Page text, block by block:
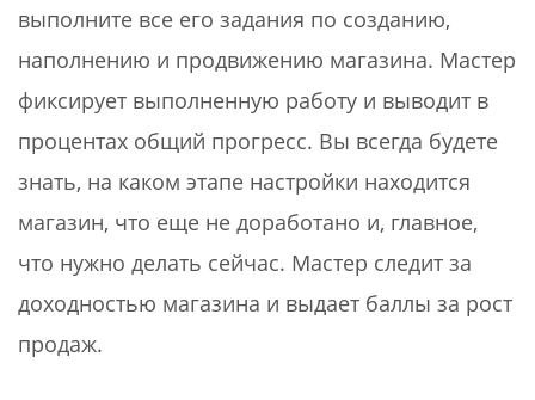
выполните все его задания по созданию,
наполнению и продвижению магазина. Мастер
фиксирует выполненную работу и выводит в
процентах общий прогресс. Вы всегда будете
знать, на каком этапе настройки находится
магазин, что еще не доработано и, главное,
что нужно делать сейчас. Мастер следит за
доходностью магазина и выдает баллы за рост
продаж.